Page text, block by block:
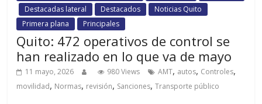
Destacadas lateral
Destacados
Noticias Quito
Primera plana
Principales
Quito: 472 operativos de control se
han realizado en lo que va de mayo
11 mayo, 2026 980 Views AMT, autos, Controles,
movilidad, Normas, revisión, Sanciones,Transporte público